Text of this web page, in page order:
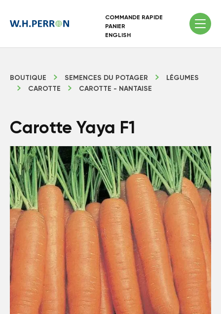
COMMANDE RAPIDE
PANIER
ENGLISH
BOUTIQUE SEMENCES DU POTAGER
LÉGUMES
CAROTTE
CAROTTE - NANTAISE
Carotte Yaya F1